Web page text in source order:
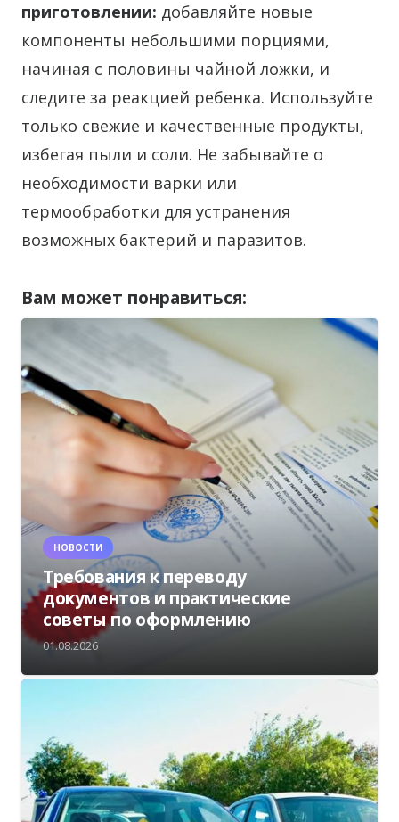
приготовлении: добавляйте новые
компоненты небольшими порциями,
начиная с половины чайной ложки, и
следите за реакцией ребенка. Используйте
только свежие и качественные продукты,
избегая пыли и соли. Не забывайте о
необходимости варки или
термообработки для устранения
возможных бактерий и паразитов.
Вам может понравиться:
НОВОСТИ
Требования к переводу
документов и практические
советы по оформлению
01.08.2026